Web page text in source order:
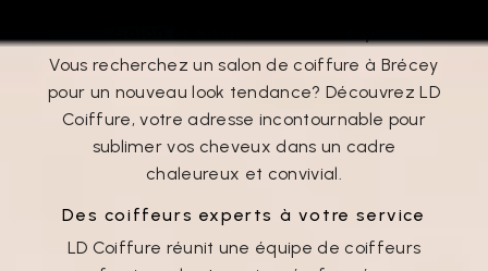
Vous recherchez un salon de coiffure à Brécey
pour un nouveau look tendance? Découvrez LD
Coiffure, votre adresse incontournable pour
sublimer vos cheveux dans un cadre
chaleureux et convivial.
Des coiffeurs experts à votre service
LD Coiffure réunit une équipe de coiffeurs